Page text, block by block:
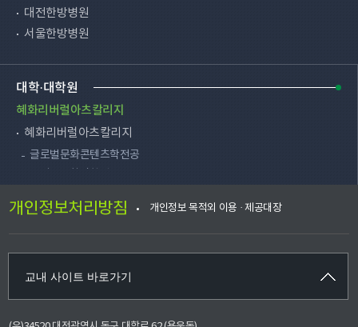
총학생회
총동문회
장애학생지원센터
입학처
인권센터
발전협력사무국
국제교류원
신문방송사
대전한방병원
서울한방병원
대학·대학원
혜화리버럴아츠칼리지
혜화리버럴아츠칼리지
글로벌문화콘텐츠학전공
영미언어문화학전공
경제학전공
정치외교학전공
생명과학전공
개인정보처리방침 개인정보 목적외 이용 · 제공대장
교내 사이트 바로가기